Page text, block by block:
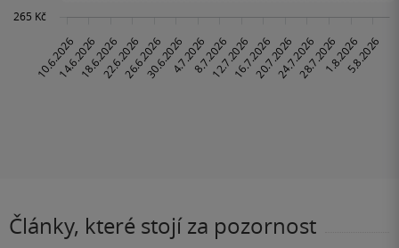
Články, které stojí za pozornost